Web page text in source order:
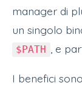
manager di
un singolo
$PATH , e
I benefici